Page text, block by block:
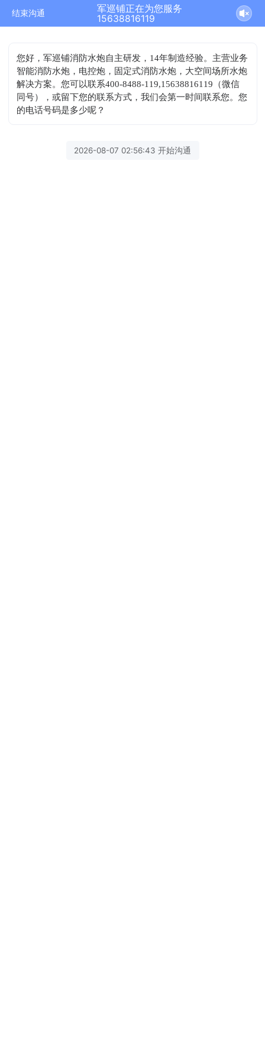
结束沟通
军巡铺正在为您服务
15638816119
您好，军巡铺消防水炮自主研发，14年制造经验。主营业务
智能消防水炮，电控炮，固定式消防水炮，大空间场所水炮
解决方案。您可以联系400-8488-119,15638816119（微信
同号），或留下您的联系方式，我们会第一时间联系您。您
的电话号码是多少呢？
2026-08-07 02:56:43 开始沟通